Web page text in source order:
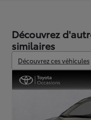
Découvrez
similaires
Découvrez ces véhicules